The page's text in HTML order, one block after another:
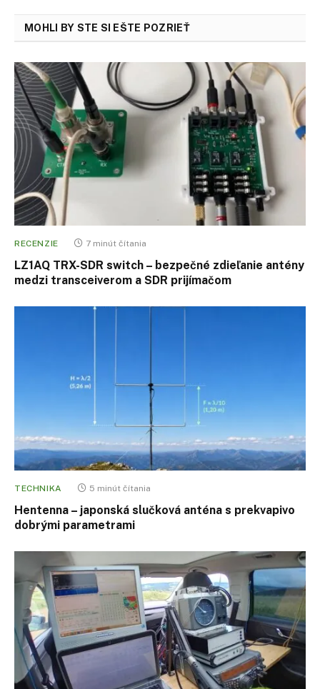
MOHLI BY STE SI EŠTE POZRIEŤ
RECENZIE 7 minút čítania
LZ1AQ TRX-SDR switch – bezpečné zdieľanie antény
medzi transceiverom a SDR prijímačom
TECHNIKA 5 minút čítania
Hentenna – japonská slučková anténa s prekvapivo
dobrými parametrami